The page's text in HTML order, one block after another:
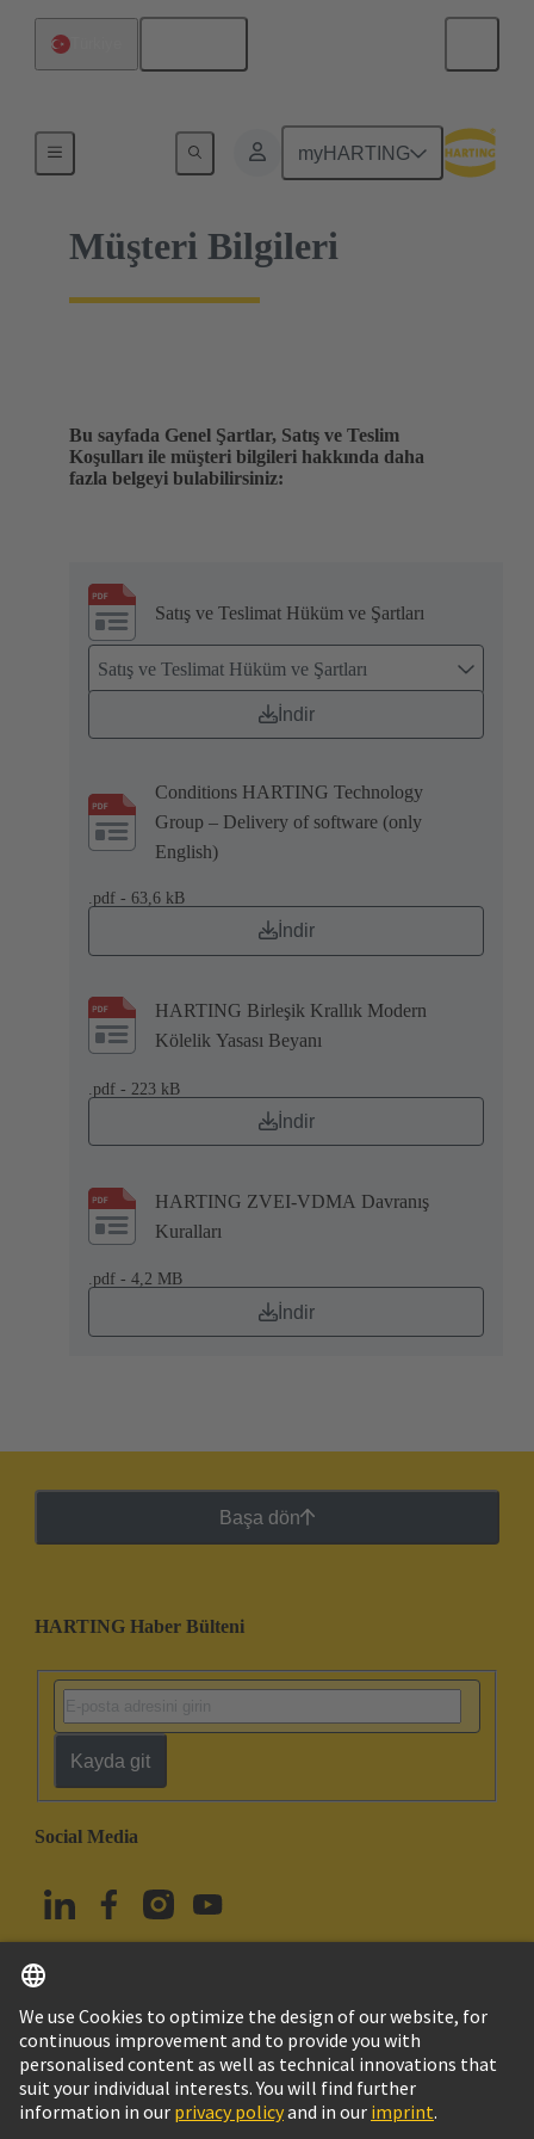
myHARTING
Müşteri Bilgileri
Bu sayfada Genel Şartlar, Satış ve Teslim
Koşulları ile müşteri bilgileri hakkında daha
fazla belgeyi bulabilirsiniz:
Satış ve Teslimat Hüküm ve Şartları
Satış ve Teslimat Hüküm ve Şartları
İndir
Conditions HARTING Technology
Group – Delivery of software (only
English)
.pdf - 63,6 kB
İndir
HARTING Birleşik Krallık Modern
Kölelik Yasası Beyanı
.pdf - 223 kB
İndir
HARTING ZVEI-VDMA Davranış
Kuralları
.pdf - 4,2 MB
İndir
Başa dön
HARTING Haber Bülteni
Kayda git
Social Media
Türkiye Türkçe
© HARTING Technology Group